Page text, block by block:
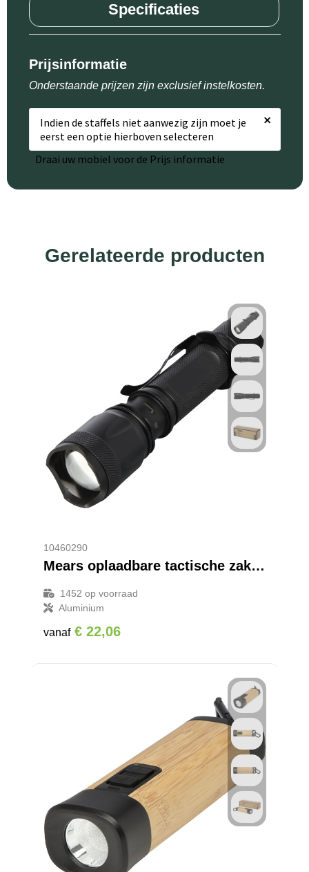
Specificaties
Prijsinformatie
Onderstaande prijzen zijn exclusief instelkosten.
Indien de staffels niet aanwezig zijn moet je
eerst een optie hierboven selecteren
×
Draai uw mobiel voor de Prijs informatie
Gerelateerde producten
10460290
Mears oplaadbare tactische zaklamp van 5 W
1452 op voorraad
Aluminium
vanaf € 22,06